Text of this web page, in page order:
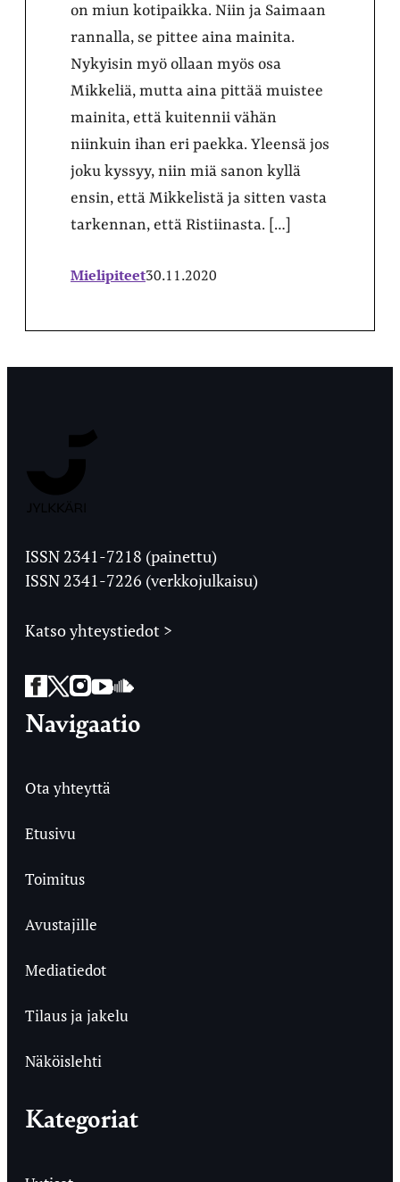
on miun kotipaikka. Niin ja Saimaan
rannalla, se pittee aina mainita.
Nykyisin myö ollaan myös osa
Mikkeliä, mutta aina pittää muistee
mainita, että kuitennii vähän
niinkuin ihan eri paekka. Yleensä jos
joku kyssyy, niin miä sanon kyllä
ensin, että Mikkelistä ja sitten vasta
tarkennan, että Ristiinasta. […]
Mielipiteet30.11.2020
Ylioppilaslehti
ISSN 2341-7218 (painettu)
ISSN 2341-7226 (verkkojulkaisu)
Katso yhteystiedot >
Facebook
Twitter
Instagram
YouTube
SoundCloud
Navigaatio
Ota yhteyttä
Etusivu
Toimitus
Avustajille
Mediatiedot
Tilaus ja jakelu
Näköislehti
Kategoriat